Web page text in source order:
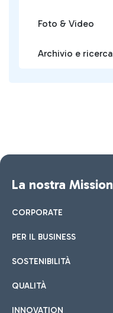
Foto & Video
Archivio e ricerca
La nostra Mission
CORPORATE
PER IL BUSINESS
SOSTENIBILITÀ
QUALITÀ
INNOVATION